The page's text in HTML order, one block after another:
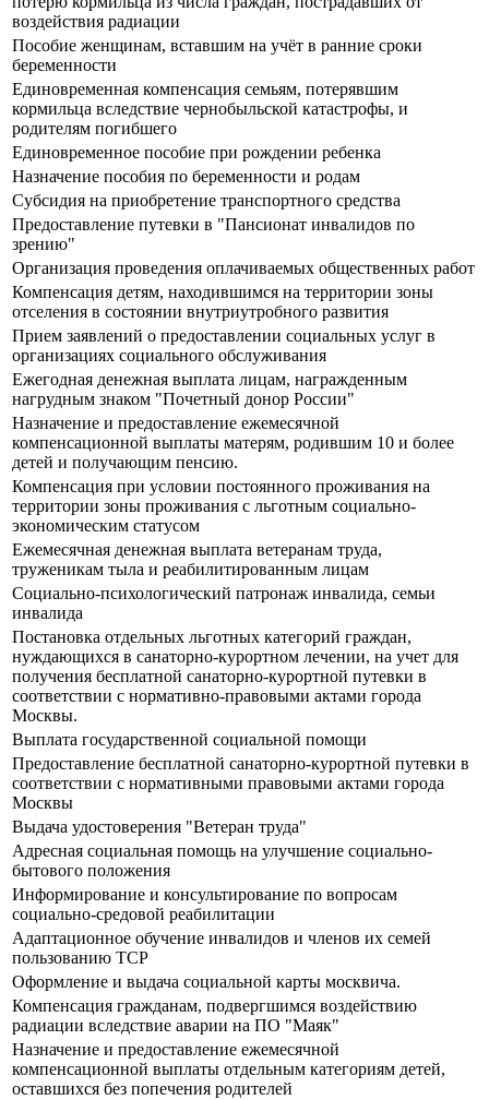
воздействия радиации
Пособие женщинам, вставшим на учёт в ранние сроки
беременности
Единовременная компенсация семьям, потерявшим
кормильца вследствие чернобыльской катастрофы, и
родителям погибшего
Единовременное пособие при рождении ребенка
Назначение пособия по беременности и родам
Субсидия на приобретение транспортного средства
Предоставление путевки в "Пансионат инвалидов по
зрению"
Организация проведения оплачиваемых общественных работ
Компенсация детям, находившимся на территории зоны
отселения в состоянии внутриутробного развития
Прием заявлений о предоставлении социальных услуг в
организациях социального обслуживания
Ежегодная денежная выплата лицам, награжденным
нагрудным знаком "Почетный донор России"
Назначение и предоставление ежемесячной
компенсационной выплаты матерям, родившим 10 и более
детей и получающим пенсию.
Компенсация при условии постоянного проживания на
территории зоны проживания с льготным социально-
экономическим статусом
Ежемесячная денежная выплата ветеранам труда,
труженикам тыла и реабилитированным лицам
Социально-психологический патронаж инвалида, семьи
инвалида
Постановка отдельных льготных категорий граждан,
нуждающихся в санаторно-курортном лечении, на учет для
получения бесплатной санаторно-курортной путевки в
соответствии с нормативно-правовыми актами города
Москвы.
Выплата государственной социальной помощи
Предоставление бесплатной санаторно-курортной путевки в
соответствии с нормативными правовыми актами города
Москвы
Выдача удостоверения "Ветеран труда"
Адресная социальная помощь на улучшение социально-
бытового положения
Информирование и консультирование по вопросам
социально-средовой реабилитации
Адаптационное обучение инвалидов и членов их семей
пользованию ТСР
Оформление и выдача социальной карты москвича.
Компенсация гражданам, подвергшимся воздействию
радиации вследствие аварии на ПО "Маяк"
Назначение и предоставление ежемесячной
компенсационной выплаты отдельным категориям детей,
оставшихся без попечения родителей